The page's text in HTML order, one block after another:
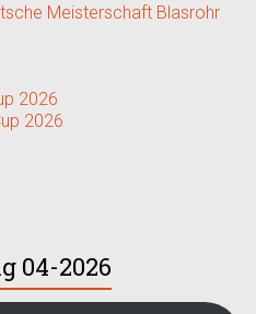
Meisterschaft Blasrohr
2026
2026
04-2026